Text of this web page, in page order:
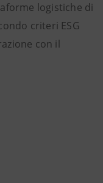
logistiche di
criteri ESG
con il